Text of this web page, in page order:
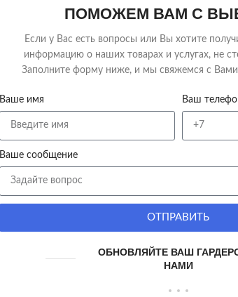
ПОМОЖЕМ ВАМ С
Если у Вас есть вопросы или Вы хотите
информацию о наших товарах и услугах, не
Заполните форму ниже, и мы свяжемся с Вами
Ваше имя Ваш
Ваше сообщение
ОТПРАВИТЬ
ОБНОВЛЯЙТЕ ВАШ
НАМИ